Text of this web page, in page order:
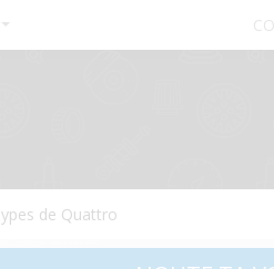
de Quattro